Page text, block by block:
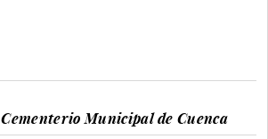
Cementerio Municipal de Cuenca